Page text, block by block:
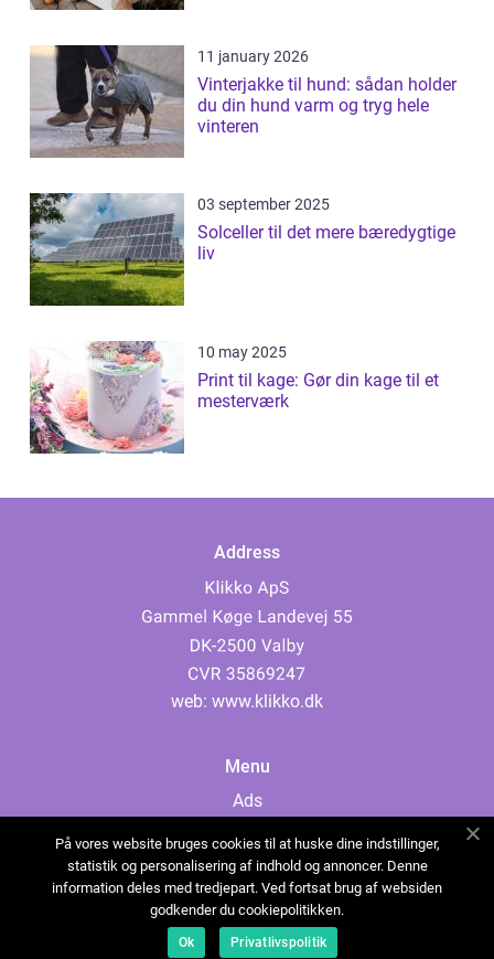
11 january 2026
Vinterjakke til hund: sådan holder
du din hund varm og tryg hele
vinteren
03 september 2025
Solceller til det mere bæredygtige
liv
10 may 2025
Print til kage: Gør din kage til et
mesterværk
Address
web: www.klikko.dk
Menu
Ads
Cookies
Contact
Sitemap
På vores website bruges cookies til at huske dine indstillinger,
statistik og personalisering af indhold og annoncer. Denne
information deles med tredjepart. Ved fortsat brug af websiden
godkender du cookiepolitikken.
Ok Privatlivspolitik